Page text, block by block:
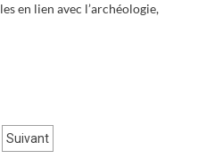
en lien avec l’archéologie,
Suivant